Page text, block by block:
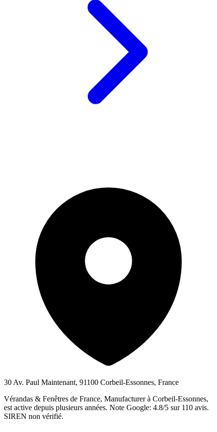
30 Av. Paul Maintenant, 91100 Corbeil-Essonnes, France
Vérandas & Fenêtres de France, Manufacturer à Corbeil-Essonnes,
est active depuis plusieurs années. Note Google: 4.8/5 sur 110 avis.
SIREN non vérifié.